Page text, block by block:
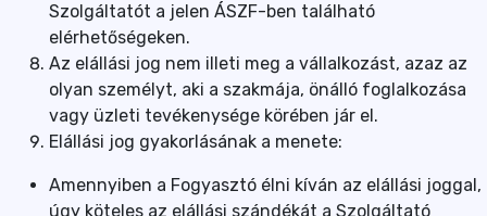
Szolgáltatót a jelen ÁSZF-ben található
elérhetőségeken.
Az elállási jog nem illeti meg a vállalkozást, azaz az
olyan személyt, aki a szakmája, önálló foglalkozása
vagy üzleti tevékenysége körében jár el.
Elállási jog gyakorlásának a menete:
Amennyiben a Fogyasztó élni kíván az elállási joggal,
úgy köteles az elállási szándékát a Szolgáltató